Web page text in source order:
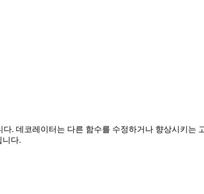
. 데코레이터는 다른 함수를 수정하거나 향상시키는
니다.